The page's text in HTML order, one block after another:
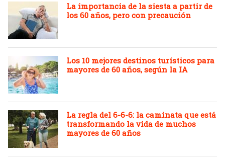
La importancia de la siesta a partir de
los 60 años, pero con precaución
Los 10 mejores destinos turísticos para
mayores de 60 años, según la IA
La regla del 6-6-6: la caminata que está
transformando la vida de muchos
mayores de 60 años